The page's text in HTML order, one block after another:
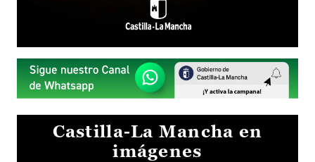
Castilla-La Mancha en
imágenes